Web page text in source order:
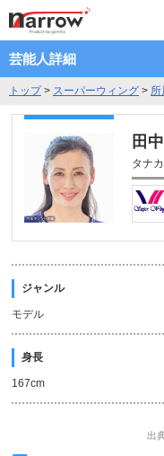
芸能人詳細
トップ> スーパーウィング > 所
田
タナ
ジャンル
モデル
身長
167cm
出